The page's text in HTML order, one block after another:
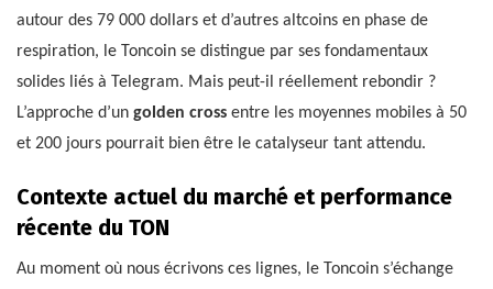
autour des 79 000 dollars et d’autres altcoins en phase de
respiration, le Toncoin se distingue par ses fondamentaux
solides liés à Telegram. Mais peut-il réellement rebondir ?
L’approche d’un golden cross entre les moyennes mobiles à 50
et 200 jours pourrait bien être le catalyseur tant attendu.
Contexte actuel du marché et performance
récente du TON
Au moment où nous écrivons ces lignes, le Toncoin s’échange